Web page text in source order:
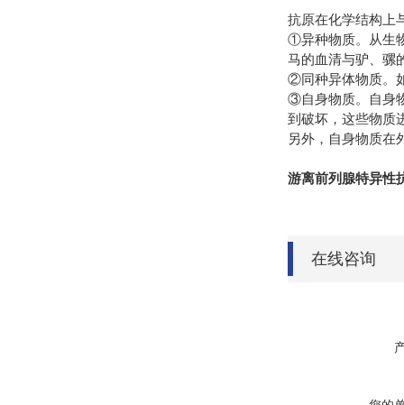
抗原在化学结构上
①异种物质。从生
马的血清与驴、骡
②同种异体物质。
③自身物质。自身
到破坏，这些物质
另外，自身物质在
游离前列腺特异性
在线咨询